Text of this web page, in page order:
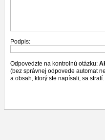
Podpis:
Odpovedzte na kontrolnú otázku:
(bez správnej odpovede automat
a obsah, ktorý ste napísali, sa